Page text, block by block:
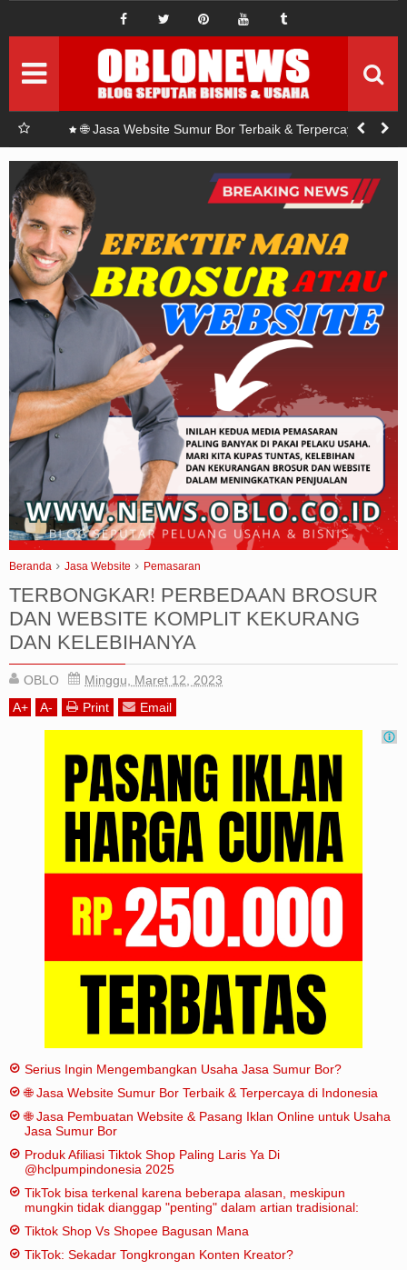
🌐 Jasa Website Sumur Bor Terbaik & Terpercaya di
Indonesia
Beranda Jasa Website Pemasaran
TERBONGKAR! PERBEDAAN BROSUR
DAN WEBSITE KOMPLIT KEKURANG
DAN KELEBIHANYA
OBLO
Minggu, Maret 12, 2023
A+ A- Print Email
Serius Ingin Mengembangkan Usaha Jasa Sumur Bor?
🌐 Jasa Website Sumur Bor Terbaik & Terpercaya di Indonesia
🌐 Jasa Pembuatan Website & Pasang Iklan Online untuk Usaha
Jasa Sumur Bor
Produk Afiliasi Tiktok Shop Paling Laris Ya Di
@hclpumpindonesia 2025
TikTok bisa terkenal karena beberapa alasan, meskipun
mungkin tidak dianggap "penting" dalam artian tradisional:
Tiktok Shop Vs Shopee Bagusan Mana
TikTok: Sekadar Tongkrongan Konten Kreator?
ide bisnis baru
Pemasaran Setrategi Pemasaran
Permodalan Seputar modal
Investasi Seputar Investasi
Sponsord
Abouts
Privacy Policy
Terms Of Use
Pedoman Siber
Iklan
Sitemap